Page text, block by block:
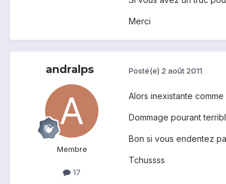
Merci
andralps
Membre
17
Posté(e) 2 août 2011
Alors inexistante
Dommage pourant
Bon si vous endentez
Tchussss